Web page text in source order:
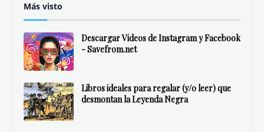
Más visto
Descargar Videos de Instagram y Facebook
- Savefrom.net
Libros ideales para regalar (y/o leer) que
desmontan la Leyenda Negra